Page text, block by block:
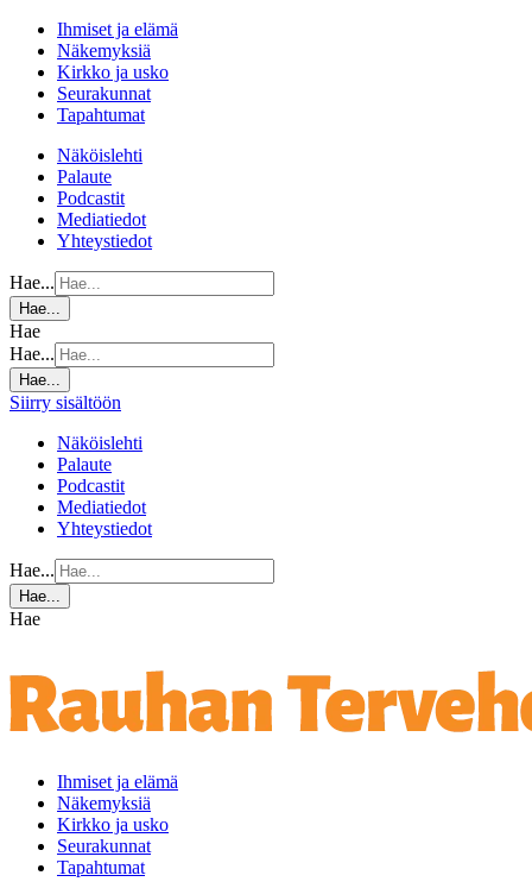
Ihmiset ja elämä
Näkemyksiä
Kirkko ja usko
Seurakunnat
Tapahtumat
Näköislehti
Palaute
Podcastit
Mediatiedot
Yhteystiedot
Hae...
Hae...
Hae
Hae...
Hae...
Siirry sisältöön
Näköislehti
Palaute
Podcastit
Mediatiedot
Yhteystiedot
Hae...
Hae...
Hae
Ihmiset ja elämä
Näkemyksiä
Kirkko ja usko
Seurakunnat
Tapahtumat